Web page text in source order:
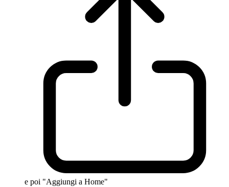
e poi "Aggiungi a Home"